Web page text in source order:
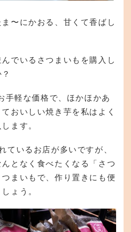
〜にかおる、甘くて香ばし
でいるさつまいもを購入し
手軽な価格で、ほかほかあ
おいしい焼き芋を私はよく
ます。
ているお店が多いですが、
となく食べたくなる「さつ
まいもで、作り置きにも便
ょう。